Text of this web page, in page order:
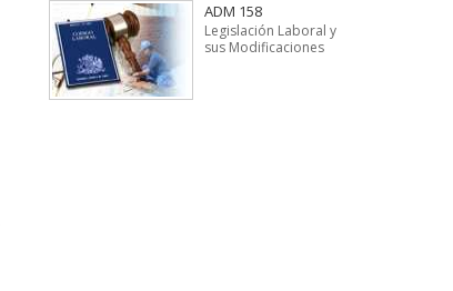
ADM 158
Legislación Laboral y
sus Modificaciones